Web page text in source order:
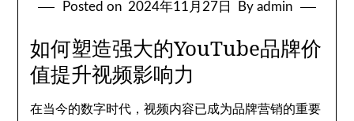
Posted on 2024年11月27日 By admin
如何塑造强大的YouTube品牌价
值提升视频影响力
在当今的数字时代，视频内容已成为品牌营销的重要